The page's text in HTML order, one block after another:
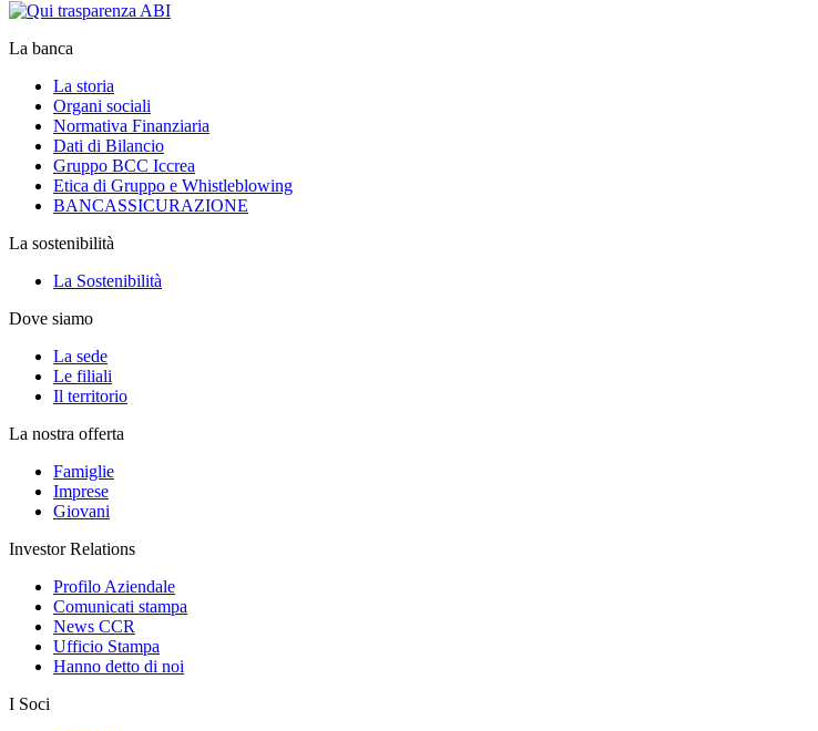
La banca
La storia
Organi sociali
Normativa Finanziaria
Dati di Bilancio
Gruppo BCC Iccrea
Etica di Gruppo e Whistleblowing
BANCASSICURAZIONE
La sostenibilità
La Sostenibilità
Dove siamo
La sede
Le filiali
Il territorio
La nostra offerta
Famiglie
Imprese
Giovani
Investor Relations
Profilo Aziendale
Comunicati stampa
News CCR
Ufficio Stampa
Hanno detto di noi
I Soci